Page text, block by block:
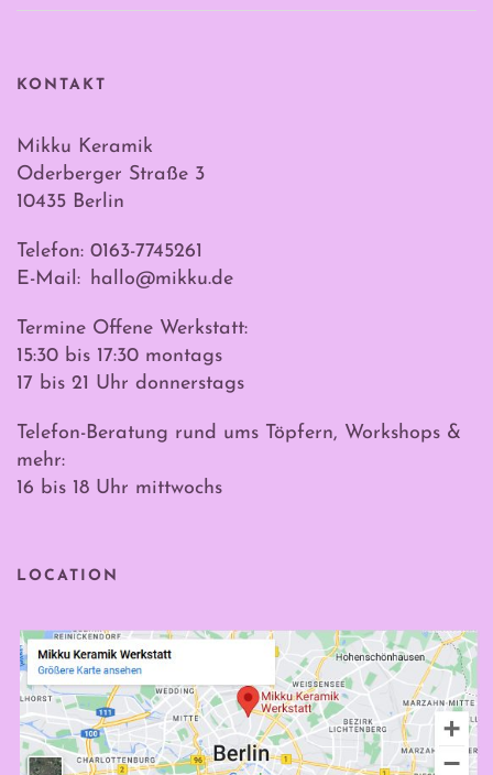
KONTAKT
Mikku Keramik
Oderberger Straße 3
10435 Berlin
Telefon: 0163-7745261
E-Mail: hallo@mikku.de
Termine Offene Werkstatt:
15:30 bis 17:30 montags
17 bis 21 Uhr donnerstags
Telefon-Beratung rund ums Töpfern, Workshops &
mehr:
16 bis 18 Uhr mittwochs
LOCATION